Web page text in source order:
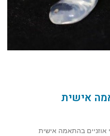
אישית
בהתאמה אישית